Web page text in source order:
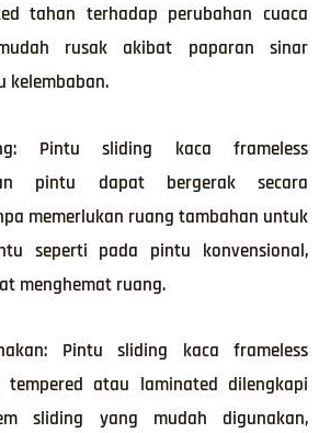
tahan terhadap perubahan cuaca
rusak akibat paparan sinar
kelembaban.
Pintu sliding kaca frameless
pintu dapat bergerak secara
memerlukan ruang tambahan untuk
seperti pada pintu konvensional,
menghemat ruang.
Pintu sliding kaca frameless
tempered atau laminated dilengkapi
sliding yang mudah digunakan,